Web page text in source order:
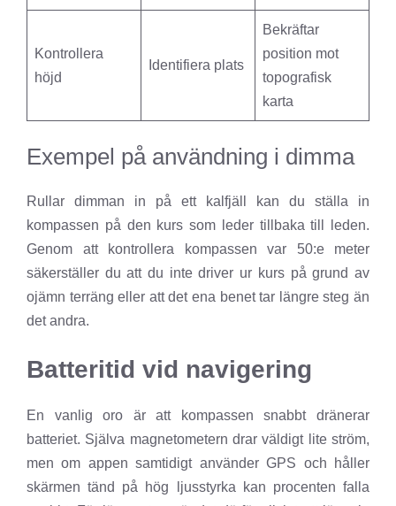
Kontrollera
höjd
Identifiera plats
Bekräftar
position mot
topografisk
karta
Exempel på användning i dimma
Rullar dimman in på ett kalfjäll kan du ställa in
kompassen på den kurs som leder tillbaka till leden.
Genom att kontrollera kompassen var 50:e meter
säkerställer du att du inte driver ur kurs på grund av
ojämn terräng eller att det ena benet tar längre steg än
det andra.
Batteritid vid navigering
En vanlig oro är att kompassen snabbt dränerar
batteriet. Själva magnetometern drar väldigt lite ström,
men om appen samtidigt använder GPS och håller
skärmen tänd på hög ljusstyrka kan procenten falla